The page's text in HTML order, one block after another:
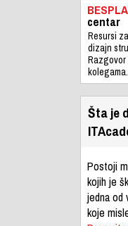
centar
Resursi
dizajn
Razgovor
kolegama.
Šta je
Postoji
kojih je
jedna od
koje